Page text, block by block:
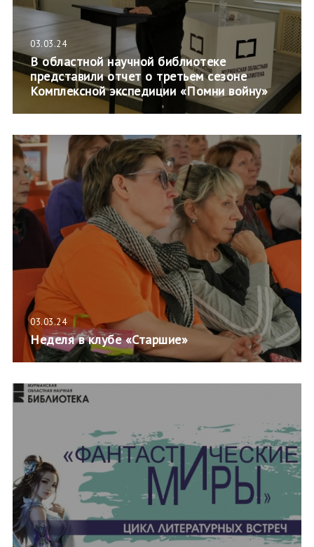
03.03.24
В областной научной библиотеке
представили отчет о третьем сезоне
Комплексной экспедиции «Помни войну»
03.03.24
Неделя в клубе «Старшие»